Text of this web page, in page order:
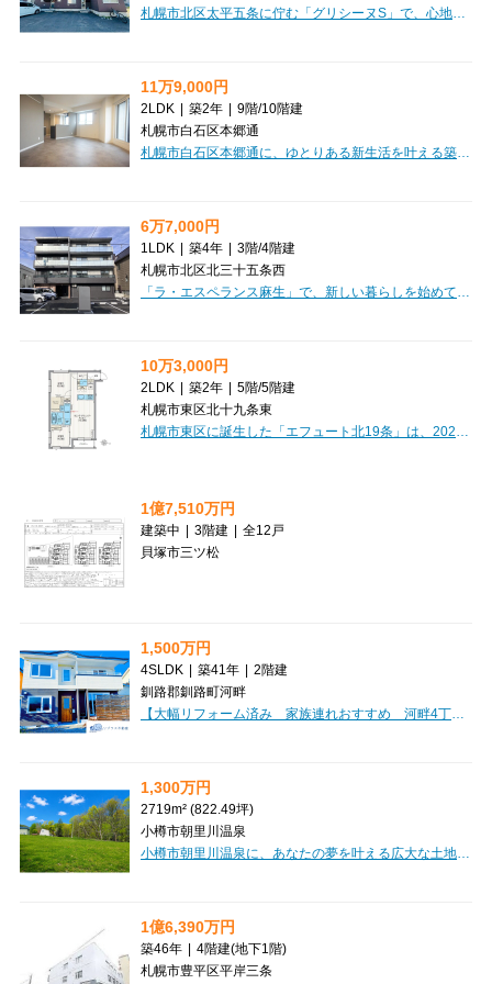
11万9,000円
2LDK | 築2年 | 9階/10階建
札幌市白石区本郷通
6万7,000円
1LDK | 築4年 | 3階/4階建
札幌市北区北三十五条西
10万3,000円
2LDK | 築2年 | 5階/5階建
札幌市東区北十九条東
1億7,510万円
建築中 | 3階建 | 全12戸
貝塚市三ツ松
1,500万円
4SLDK | 築41年 | 2階建
釧路郡釧路町河畔
1,300万円
2719m² (822.49坪)
小樽市朝里川温泉
1億6,390万円
築46年 | 4階建(地下1階)
札幌市豊平区平岸三条